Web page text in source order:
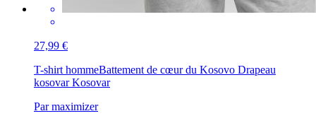
27,99 €
T-shirt hommeBattement de cœur du Kosovo Drapeau
kosovar Kosovar
Par maximizer